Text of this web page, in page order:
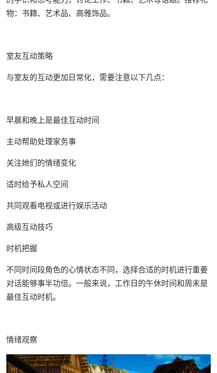
物：书籍、艺术品、高雅饰品。
室友互动策略
与室友的互动更加日常化，需要注意以下几点：
早晨和晚上是最佳互动时间
主动帮助处理家务事
关注她们的情绪变化
适时给予私人空间
共同观看电视或进行娱乐活动
高级互动技巧
时机把握
不同时间段角色的心情状态不同，选择合适的时机进行重要
对话能够事半功倍。一般来说，工作日的午休时间和周末是
最佳互动时机。
情绪观察